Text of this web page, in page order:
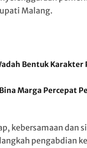
Malang.
Bentuk
Marga Percepat
kebersamaan dan
pengabdian